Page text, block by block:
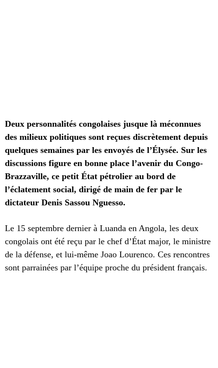
Deux personnalités congolaises jusque là méconnues
des milieux politiques sont reçues discrètement depuis
quelques semaines par les envoyés de l’Élysée. Sur les
discussions figure en bonne place l’avenir du Congo-
Brazzaville, ce petit État pétrolier au bord de
l’éclatement social, dirigé de main de fer par le
dictateur Denis Sassou Nguesso.
Le 15 septembre dernier à Luanda en Angola, les deux
congolais ont été reçu par le chef d’État major, le ministre
de la défense, et lui-même Joao Lourenco. Ces rencontres
sont parrainées par l’équipe proche du président français.